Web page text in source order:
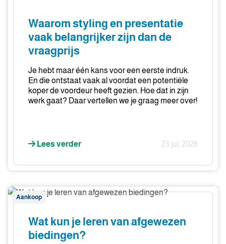
presentatie
belangrijker
vraagprijs
Waarom styling en presentatie
vaak belangrijker zijn dan de
vraagprijs
Je hebt maar één kans voor een eerste indruk.
En die ontstaat vaak al voordat een potentiële
koper de voordeur heeft gezien. Hoe dat in zijn
werk gaat? Daar vertellen we je graag meer over!
Lees verder 23 jul. 2026
Wat
kun
Aankoop
Wat kun je leren van afgewezen
biedingen?